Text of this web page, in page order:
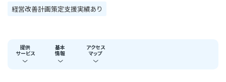
経営改善計画策定支援実績あり
提供
サービス
基本
情報
アクセス
マップ